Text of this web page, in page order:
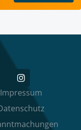
Impressum